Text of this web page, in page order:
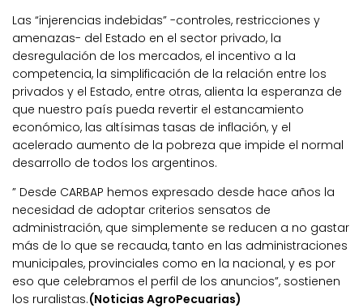
Las “injerencias indebidas” -controles, restricciones y
amenazas- del Estado en el sector privado, la
desregulación de los mercados, el incentivo a la
competencia, la simplificación de la relación entre los
privados y el Estado, entre otras, alienta la esperanza de
que nuestro país pueda revertir el estancamiento
económico, las altísimas tasas de inflación, y el
acelerado aumento de la pobreza que impide el normal
desarrollo de todos los argentinos.
” Desde CARBAP hemos expresado desde hace años la
necesidad de adoptar criterios sensatos de
administración, que simplemente se reducen a no gastar
más de lo que se recauda, tanto en las administraciones
municipales, provinciales como en la nacional, y es por
eso que celebramos el perfil de los anuncios”, sostienen
los ruralistas.(Noticias AgroPecuarias)